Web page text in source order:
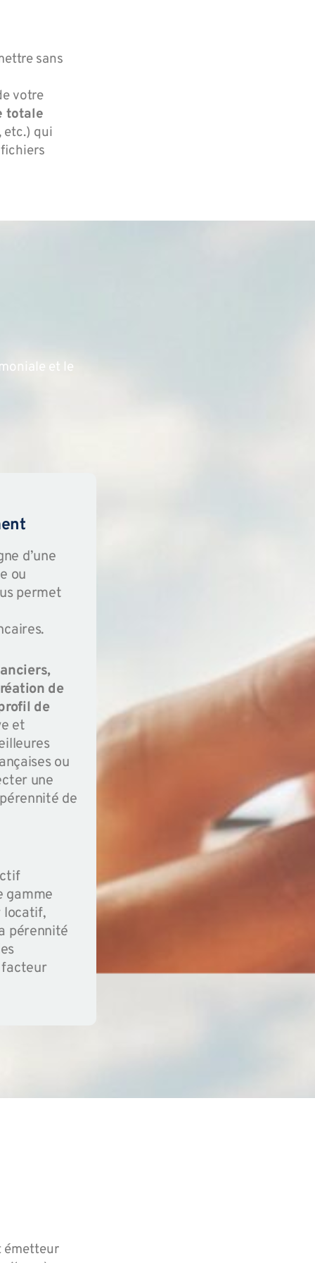
sans
votre
totale
etc.) qui
et le
d’une
ou
permet
de
de
et
ou
une
de
gamme
locatif,
pérennité
facteur
émetteur